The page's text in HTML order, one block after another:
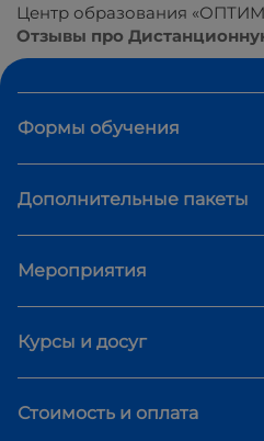
Центр образования
Отзывы про
Формы обучения
Дополнительные пакеты
Мероприятия
Курсы и досуг
Стоимость и оплата